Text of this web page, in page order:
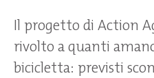
Il progetto di Action
rivolto a quanti
bicicletta: previsti